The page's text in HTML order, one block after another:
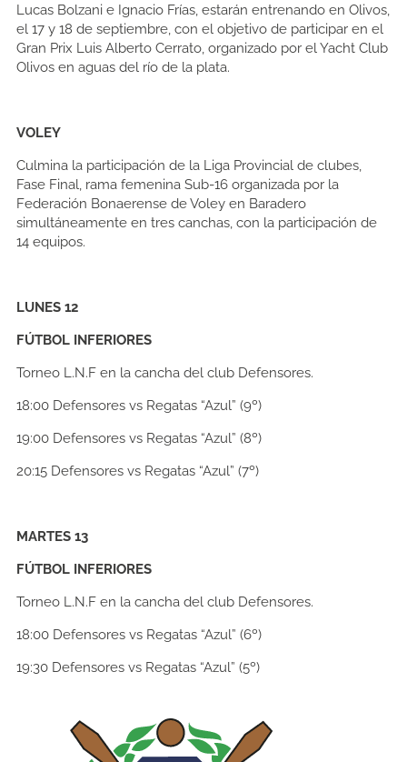
Lucas Bolzani e Ignacio Frías, estarán entrenando en Olivos,
el 17 y 18 de septiembre, con el objetivo de participar en el
Gran Prix Luis Alberto Cerrato, organizado por el Yacht Club
Olivos en aguas del río de la plata.
VOLEY
Culmina la participación de la Liga Provincial de clubes,
Fase Final, rama femenina Sub-16 organizada por la
Federación Bonaerense de Voley en Baradero
simultáneamente en tres canchas, con la participación de
14 equipos.
LUNES 12
FÚTBOL INFERIORES
Torneo L.N.F en la cancha del club Defensores.
18:00 Defensores vs Regatas “Azul” (9º)
19:00 Defensores vs Regatas “Azul” (8º)
20:15 Defensores vs Regatas “Azul” (7º)
MARTES 13
FÚTBOL INFERIORES
Torneo L.N.F en la cancha del club Defensores.
18:00 Defensores vs Regatas “Azul” (6º)
19:30 Defensores vs Regatas “Azul” (5º)